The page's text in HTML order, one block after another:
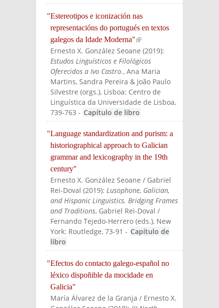
"Estereotipos e iconización nas
representacións do portugués en textos
galegos da Idade Moderna"(link is external)
Ernesto X. González Seoane (2019):
Estudos Linguísticos e Filológicos
Oferecidos a Ivo Castro., Ana Maria
Martins, Sandra Pereira & João Paulo
Silvestre (orgs.), Lisboa: Centro de
Linguística da Universidade de Lisboa,
739-763 - Capítulo de libro
"Language standardization and purism: a
historiographical approach to Galician
grammar and lexicography in the 19th
century"
Ernesto X. González Seoane / Gabriel
Rei-Doval (2019):Lusophone, Galician,
and Hispanic Linguistics. Bridging Frames
and Traditions, Gabriel Rei-Doval /
Fernando Tejedo-Herrero (eds.), New
York: Routledge, 73-91 - Capítulo de
libro
"Efectos do contacto galego-español no
léxico dispoñible da mocidade en
Galicia"
María Álvarez de la Granja / Ernesto X.